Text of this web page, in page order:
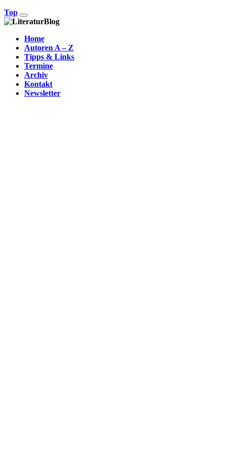
Top
Home
Autoren A – Z
Tipps & Links
Termine
Archiv
Kontakt
Newsletter